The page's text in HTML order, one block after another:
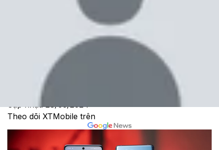
Top điện thoại tầm trung tốt không
thua gì Samsung Galaxy A55
Cam Ngoan
Ngày đăng:
Cập nhật:28/03/2024
Theo dõi XTMobile trên